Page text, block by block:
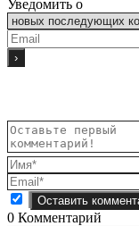
Уведомить о
0 Комментарий